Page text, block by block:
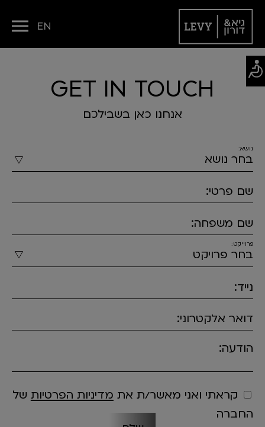
EN
GET IN TOUCH
אנחנו כאן בשבילכם
נושא:
שם פרטי:
שם משפחה:
פרוייקט:
נייד:
דואר אלקטרוני:
הודעה:
קראתי ואני מאשר/ת את מדיניות הפרטיות של
החברה